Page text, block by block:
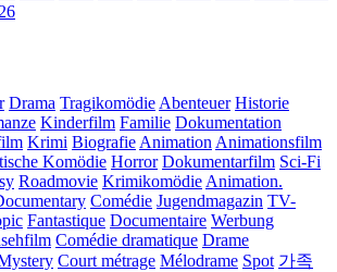
Drama Tragikomödie Abenteuer Historie
Kinderfilm Familie Dokumentation
Krimi Biografie Animation Animationsfilm
Komödie Horror Dokumentarfilm Sci-Fi
Roadmovie Krimikomödie Animation.
Comédie Jugendmagazin TV-
Fantastique Documentaire Werbung
Comédie dramatique Drame
Court métrage Mélodrame Spot 가족